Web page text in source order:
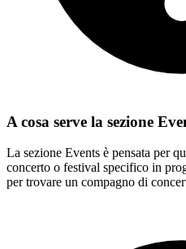
A cosa serve la sezione
La sezione Events è pensata per
concerto o festival specifico in
per trovare un compagno di